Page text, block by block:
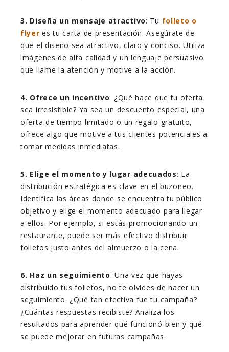
3. Diseña un mensaje atractivo: Tu folleto o
flyer es tu carta de presentación. Asegúrate de
que el diseño sea atractivo, claro y conciso. Utiliza
imágenes de alta calidad y un lenguaje persuasivo
que llame la atención y motive a la acción.
4. Ofrece un incentivo: ¿Qué hace que tu oferta
sea irresistible? Ya sea un descuento especial, una
oferta de tiempo limitado o un regalo gratuito,
ofrece algo que motive a tus clientes potenciales a
tomar medidas inmediatas.
5. Elige el momento y lugar adecuados: La
distribución estratégica es clave en el buzoneo.
Identifica las áreas donde se encuentra tu público
objetivo y elige el momento adecuado para llegar
a ellos. Por ejemplo, si estás promocionando un
restaurante, puede ser más efectivo distribuir
folletos justo antes del almuerzo o la cena.
6. Haz un seguimiento: Una vez que hayas
distribuido tus folletos, no te olvides de hacer un
seguimiento. ¿Qué tan efectiva fue tu campaña?
¿Cuántas respuestas recibiste? Analiza los
resultados para aprender qué funcionó bien y qué
se puede mejorar en futuras campañas.